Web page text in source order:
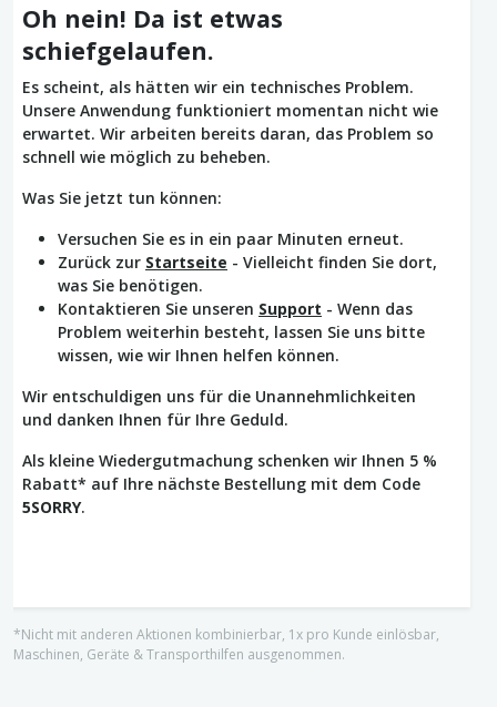
Oh nein! Da ist etwas
schiefgelaufen.
Es scheint, als hätten wir ein technisches Problem.
Unsere Anwendung funktioniert momentan nicht wie
erwartet. Wir arbeiten bereits daran, das Problem so
schnell wie möglich zu beheben.
Was Sie jetzt tun können:
Versuchen Sie es in ein paar Minuten erneut.
Zurück zur Startseite - Vielleicht finden Sie dort,
was Sie benötigen.
Kontaktieren Sie unseren Support - Wenn das
Problem weiterhin besteht, lassen Sie uns bitte
wissen, wie wir Ihnen helfen können.
Wir entschuldigen uns für die Unannehmlichkeiten
und danken Ihnen für Ihre Geduld.
Als kleine Wiedergutmachung schenken wir Ihnen 5 %
Rabatt* auf Ihre nächste Bestellung mit dem Code
5SORRY.
*Nicht mit anderen Aktionen kombinierbar, 1x pro Kunde einlösbar,
Maschinen, Geräte & Transporthilfen ausgenommen.